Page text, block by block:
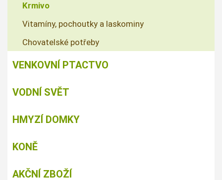
Krmivo
Vitamíny, pochoutky a laskominy
Chovatelské potřeby
VENKOVNÍ PTACTVO
VODNÍ SVĚT
HMYZÍ DOMKY
KONĚ
AKČNÍ ZBOŽÍ